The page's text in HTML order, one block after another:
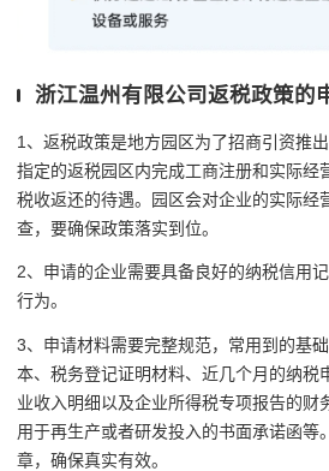
浙江温州有限公司返税政策的
1、返税政策是地方园区为了招商引资推
指定的返税园区内完成工商注册和实际经
税收返还的待遇。园区会对企业的实际经
查，要确保政策落实到位。
2、申请的企业需要具备良好的纳税信用
行为。
3、申请材料需要完整规范，常用到的基
本、税务登记证明材料、近几个月的纳税
业收入明细以及企业所得税专项报告的财
用于再生产或者研发投入的书面承诺函等
章，确保真实有效。